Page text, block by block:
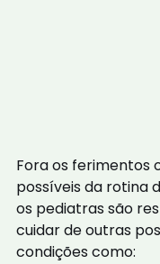
Fora os ferimentos
possíveis da rotina
os pediatras são
cuidar de outras
condições como: